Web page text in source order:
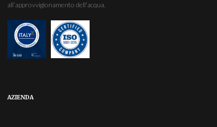
all’approvvigionamento dell'acqua.
AZIENDA